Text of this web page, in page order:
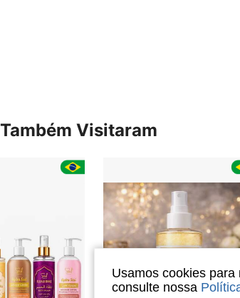
Visitaram
Usamos cookies
consulte nossa